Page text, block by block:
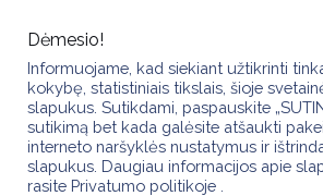
content
Dėmesio!
Informuojame, kad siekiant užtikrinti
kokybę, statistiniais tikslais, šioje
slapukus. Sutikdami, paspauskite
sutikimą bet kada galėsite atšaukti
interneto naršyklės nustatymus ir
slapukus. Daugiau informacijos apie
rasite Privatumo politikoje .